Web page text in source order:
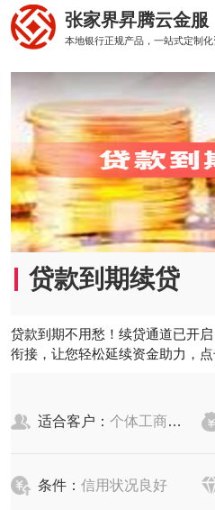
张家界昇腾云金服
本地银行正规产品，一站式定制
贷款到期续贷
贷款到期不用愁！续贷通道已开
衔接，让您轻松延续资金助力，点
适合客户： 个体工商户、农户
条件： 信用状况良好